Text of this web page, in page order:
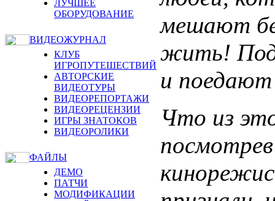
ЛУЧШЕЕ
ОБОРУДОВАНИЕ
ВИДЕОЖУРНАЛ
КЛУБ
ИГРОПУТЕШЕСТВИЙ
АВТОРСКИЕ
ВИДЕОТУРЫ
ВИДЕОРЕПОРТАЖИ
ВИДЕОРЕЦЕНЗИИ
ИГРЫ ЗНАТОКОВ
ВИДЕОРОЛИКИ
ФАЙЛЫ
ДЕМО
ПАТЧИ
МОДИФИКАЦИИ
мешают
жить!
и поедают
Что из